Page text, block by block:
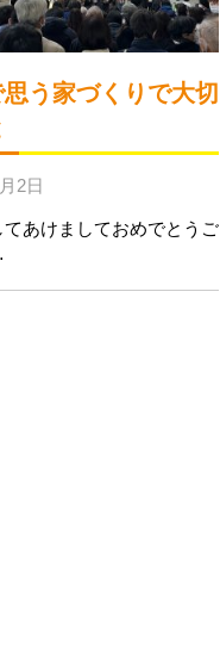
う家づくりで大切
2日
てあけましておめでとうご